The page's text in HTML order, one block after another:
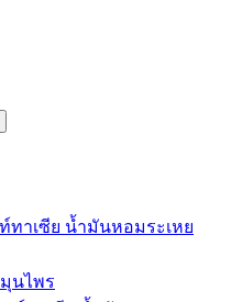
ท์ทาเซีย น้ำมันหอมระเหย
นไพร